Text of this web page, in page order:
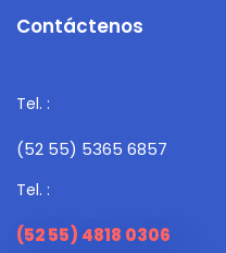
Contáctenos
Tel. :
(52 55) 5365 6857
Tel. :
(52 55) ‎4818 0306